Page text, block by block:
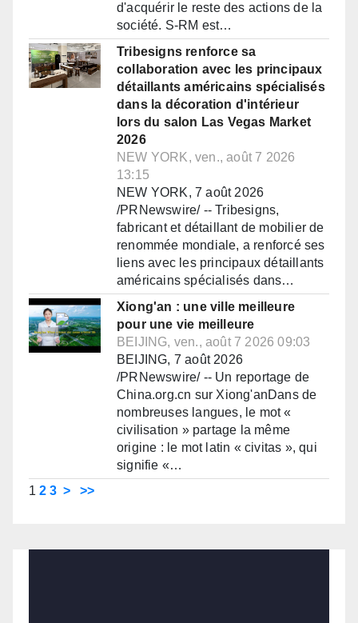
d'acquérir le reste des actions de la
société. S-RM est…
Tribesigns renforce sa
collaboration avec les principaux
détaillants américains spécialisés
dans la décoration d'intérieur
lors du salon Las Vegas Market
2026
NEW YORK, ven., août 7 2026
13:15
NEW YORK, 7 août 2026
/PRNewswire/ -- Tribesigns,
fabricant et détaillant de mobilier de
renommée mondiale, a renforcé ses
liens avec les principaux détaillants
américains spécialisés dans…
Xiong'an : une ville meilleure
pour une vie meilleure
BEIJING, ven., août 7 2026 09:03
BEIJING, 7 août 2026
/PRNewswire/ -- Un reportage de
China.org.cn sur Xiong'anDans de
nombreuses langues, le mot «
civilisation » partage la même
origine : le mot latin « civitas », qui
signifie «…
1 2 3 > >>